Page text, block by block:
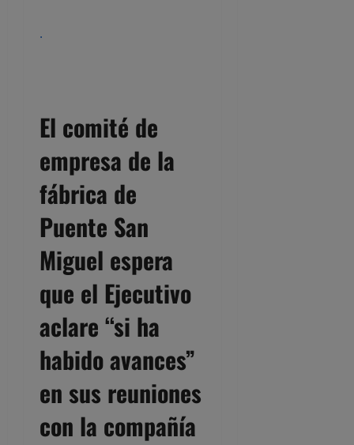
.
El comité de
empresa de la
fábrica de
Puente San
Miguel espera
que el Ejecutivo
aclare “si ha
habido avances”
en sus reuniones
con la compañía